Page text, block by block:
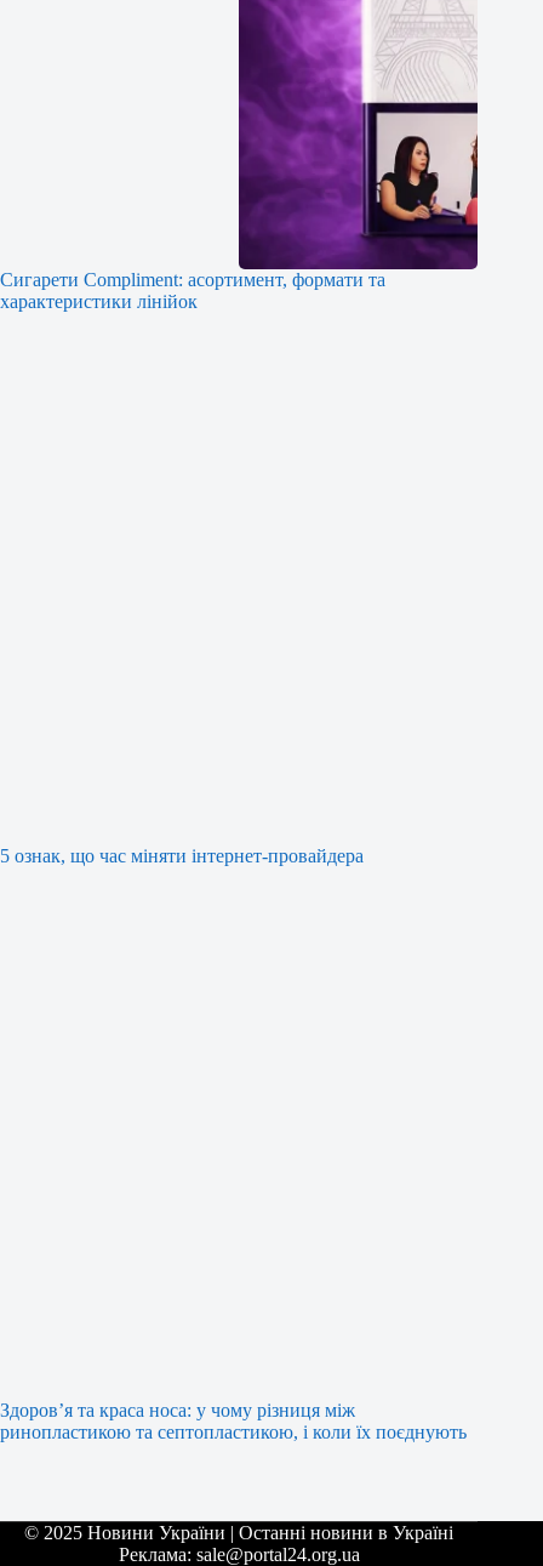
Сигарети Compliment: асортимент, формати та
характеристики лінійок
5 ознак, що час міняти інтернет-провайдера
Здоров’я та краса носа: у чому різниця між
ринопластикою та септопластикою, і коли їх поєднують
© 2025 Новини України | Останні новини в Україні
Реклама: sale@portal24.org.ua